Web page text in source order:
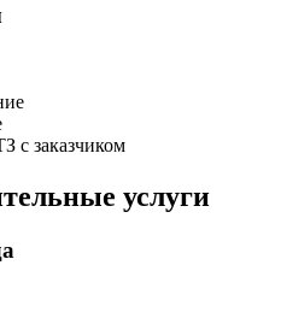
с заказчиком
услуги